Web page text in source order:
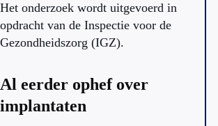
Het onderzoek wordt uitgevoerd in
opdracht van de Inspectie voor de
Gezondheidszorg (IGZ).
Al eerder ophef over
implantaten